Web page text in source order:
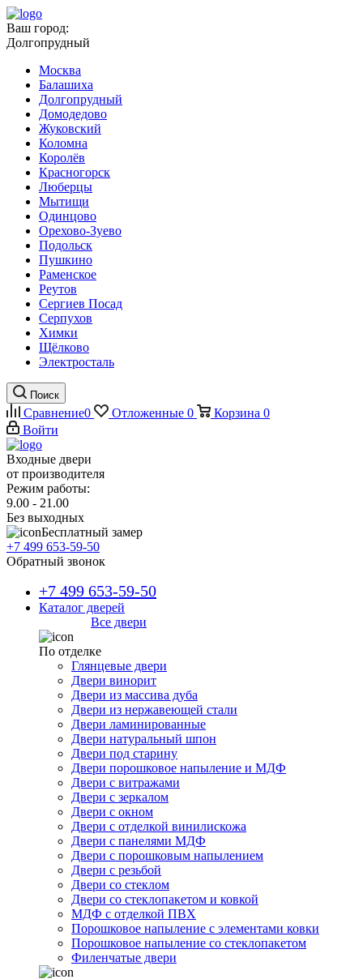
Ваш город:
Долгопрудный
Москва
Балашиха
Долгопрудный
Домодедово
Жуковский
Коломна
Королёв
Красногорск
Люберцы
Мытищи
Одинцово
Орехово-Зуево
Подольск
Пушкино
Раменское
Реутов
Сергиев Посад
Серпухов
Химки
Щёлково
Электросталь
Поиск
Сравнение0 Отложенные 0 Корзина 0
Войти
Входные двери
от производителя
Режим работы:
9.00 - 21.00
Без выходных
Бесплатный замер
+7 499 653-59-50
Обратный звонок
+7 499 653-59-50
Каталог дверей
Все двери
По отделке
Глянцевые двери
Двери винорит
Двери из массива дуба
Двери из нержавеющей стали
Двери ламинированные
Двери натуральный шпон
Двери под старину
Двери порошковое напыление и МДФ
Двери с витражами
Двери с зеркалом
Двери с окном
Двери с отделкой винилискожа
Двери с панелями МДФ
Двери с порошковым напылением
Двери с резьбой
Двери со стеклом
Двери со стеклопакетом и ковкой
МДФ с отделкой ПВХ
Порошковое напыление с элементами ковки
Порошковое напыление со стеклопакетом
Филенчатые двери